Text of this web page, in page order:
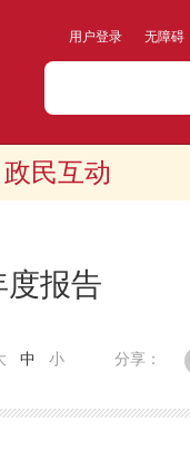
用户登录 无障碍
政民互动
度报告
分享：
中 小